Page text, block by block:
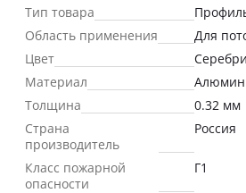
Тип товара
Область применения
Для
Цвет
Материал
Толщина
0.32 мм
Страна
производитель
Россия
Класс пожарной
опасности
Г1